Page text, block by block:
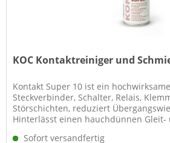
KOC Kontaktreiniger und
Kontakt Super 10 ist ein
Steckverbinder, Schalter, Relais,
Störschichten, reduziert
Hinterlässt einen hauchdünnen
Sofort versandfertig